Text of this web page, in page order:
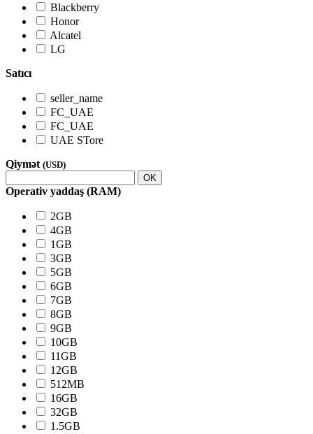
Blackberry
Honor
Alcatel
LG
Satıcı
seller_name
FC_UAE
FC_UAE
UAE STore
Qiymət (USD)
OK
Operativ yaddaş (RAM)
2GB
4GB
1GB
3GB
5GB
6GB
7GB
8GB
9GB
10GB
11GB
12GB
512MB
16GB
32GB
1.5GB